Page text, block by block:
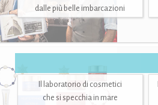
dalle più belle imbarcazioni
Il laboratorio di cosmetici
che si specchia in mare